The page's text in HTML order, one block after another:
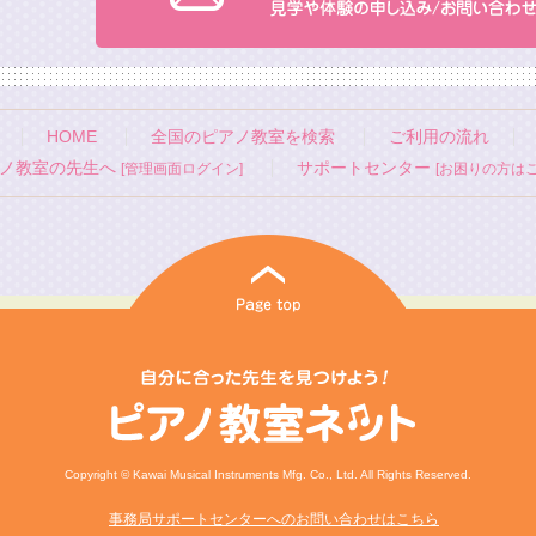
HOME 全国のピアノ教室を検索
ご利用の流れ
教室の先生へ [管理画面ログイン] サポートセンター [お困りの方は
Copyright © Kawai Musical Instruments Mfg. Co., Ltd. All Rights Reserved.
事務局サポートセンターへのお問い合わせはこちら